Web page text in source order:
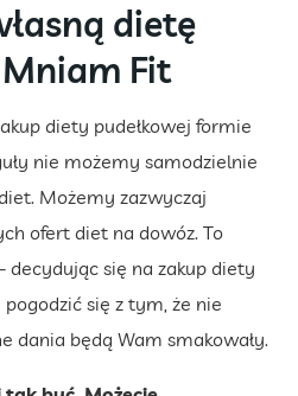
dietę
Fit
diety pudełkowej formie
nie możemy samodzielnie
Możemy zazwyczaj
ofert diet na dowóz. To
decydując się na zakup diety
się z tym, że nie
dania będą Wam smakowały.